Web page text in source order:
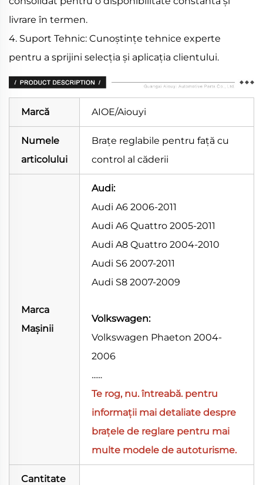
livrare în termen.
4. Suport Tehnic: Cunoștințe tehnice experte
pentru a sprijini selecția și aplicația clientului.
Marcă AIOE/Aiouyi
Numele
articolului
Brațe reglabile pentru față cu
control al căderii
Marca
Mașinii
Audi:
Audi A6 2006-2011
Audi A6 Quattro 2005-2011
Audi A8 Quattro 2004-2010
Audi S6 2007-2011
Audi S8 2007-2009
Volkswagen:
Volkswagen Phaeton 2004-
2006
......
Te rog, nu. întreabă. pentru
informații mai detaliate despre
brațele de reglare pentru mai
multe modele de autoturisme.
Cantitate